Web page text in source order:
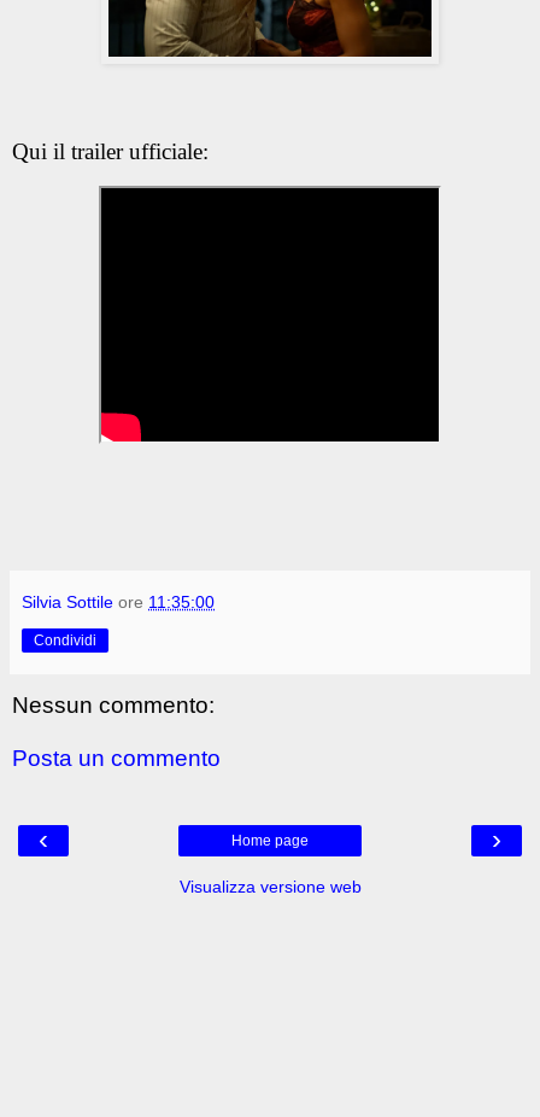
Qui il trailer ufficiale:
Silvia Sottile ore 11:35:00
Condividi
Nessun commento:
Posta un commento
‹ ›
Home page
Visualizza versione web